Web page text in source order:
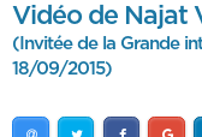
Vidéo de Najat
(Invitée de la Grande
18/09/2015)